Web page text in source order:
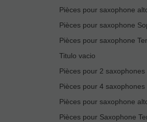
Pièces pour saxophone
Pièces pour saxophone
Pièces pour saxophone
Titulo vacio
Pièces pour 2 saxophones
Pièces pour 4 saxophones
Pièces pour saxophone
Pièces pour Saxophone